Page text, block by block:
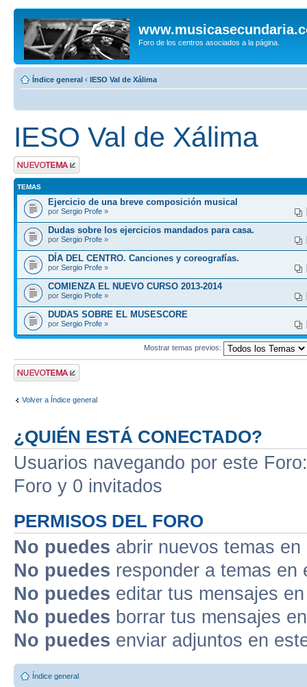
Foro de los centros asociados a la página.
Índice general ‹ IESO Val de Xálima
IESO Val de Xálima
Publicar un nuevo
tema
TEMAS
Ejercicio de una breve composición musical
por Sergio Profe »
Dudas sobre los ejercicios mandados para casa.
por Sergio Profe »
DÍA DEL CENTRO. Canciones y coreografías.
por Sergio Profe »
COMIENZA EL NUEVO CURSO 2013-2014
por Sergio Profe »
DUDAS SOBRE EL MUSESCORE
por Sergio Profe »
Mostrar temas previos:
Publicar un nuevo
tema
Volver a Índice general
¿QUIÉN ESTÁ CONECTADO?
Usuarios navegando por este
Foro y 0 invitados
PERMISOS DEL FORO
No puedes abrir nuevos temas
No puedes responder a temas en
No puedes editar tus mensajes
No puedes borrar tus mensajes
No puedes enviar adjuntos en
Índice general